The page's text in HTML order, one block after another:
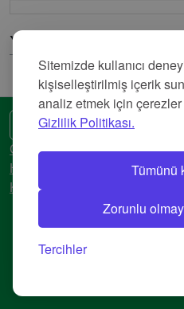
Sitemizde kullanıcı
kişiselleştirilmiş içerik
analiz etmek için çerezler
Gizlilik Politikası.
Tümünü
Zorunlu
Tercihler
Yorumlar
🌍 Başka bir dil
Gizlilik Politikası
Hizmet Şartları
Künye
© 2018-2026